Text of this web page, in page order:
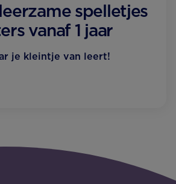
spelletjes
vanaf 1 jaar
je kleintje van leert!